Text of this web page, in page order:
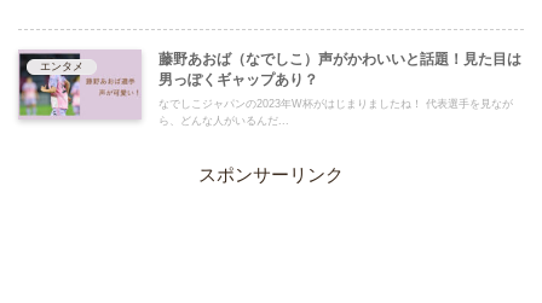
エンタメ
藤野あおば（なでしこ）声がかわいいと話題！見た目は
男っぽくギャップあり？
なでしこジャパンの2023年W杯がはじまりましたね！ 代表選手を見なが
ら、どんな人がいるんだ...
スポンサーリンク